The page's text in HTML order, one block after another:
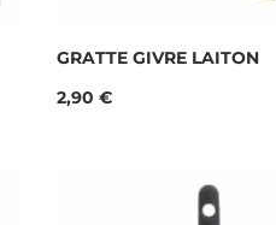
GRATTE GIVRE LAITON
Prix
2,90 €